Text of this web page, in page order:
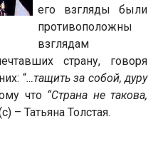
его взгляды были
противоположны
взглядам
страну, говоря
“…тащить за собой, дуру
что“Страна не такова,
– Татьяна Толстая.